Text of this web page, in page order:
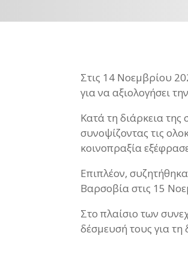
Στις 14 Νοεμβρίου
για να αξιολογήσει
Κατά τη διάρκεια
συνοψίζοντας τις
κοινοπραξία
Επιπλέον,
Βαρσοβία στις 15
Στο πλαίσιο των
δέσμευσή τους για τη